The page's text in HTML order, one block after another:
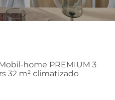
home PREMIUM 3
32 m² climatizado